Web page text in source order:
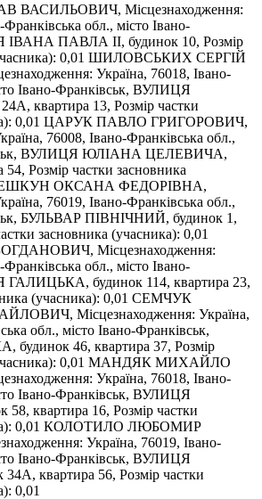
Місцезнаходження:
обл., місто Івано-
ІВАНА ПАВЛА ІІ, будинок 10, Розмір
0,01 ШИЛОВСЬКИХ СЕРГІЙ
Україна, 76018, Івано-
Івано-Франківськ, ВУЛИЦЯ
квартира 13, Розмір частки
0,01 ЦАРУК ПАВЛО ГРИГОРОВИЧ,
76008, Івано-Франківська обл.,
ВУЛИЦЯ ЮЛІАНА ЦЕЛЕВИЧА,
Розмір частки засновника
ОКСАНА ФЕДОРІВНА,
76019, Івано-Франківська обл.,
БУЛЬВАР ПІВНІЧНИЙ, будинок 1,
засновника (учасника): 0,01
Місцезнаходження:
обл., місто Івано-
будинок 114, квартира 23,
(учасника): 0,01 СЕМЧУК
Місцезнаходження: Україна,
обл., місто Івано-Франківськ,
46, квартира 37, Розмір
(учасника): 0,01 МАНДЯК МИХАЙЛО
Україна, 76018, Івано-
Івано-Франківськ, ВУЛИЦЯ
квартира 16, Розмір частки
0,01 КОЛОТИЛО ЛЮБОМИР
Україна, 76019, Івано-
Івано-Франківськ, ВУЛИЦЯ
квартира 56, Розмір частки
0,01